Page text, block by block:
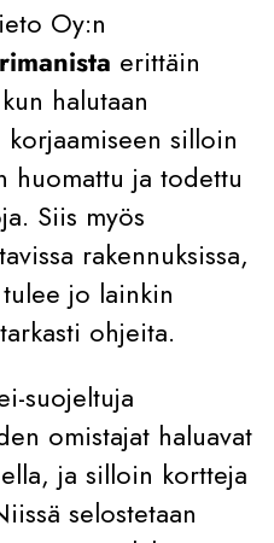
Oy:n
erittäin
halutaan
korjaamiseen silloin
huomattu ja todettu
Siis myös
rakennuksissa,
jo lainkin
ohjeita.
suojeltuja
omistajat haluavat
ja silloin kortteja
selostetaan